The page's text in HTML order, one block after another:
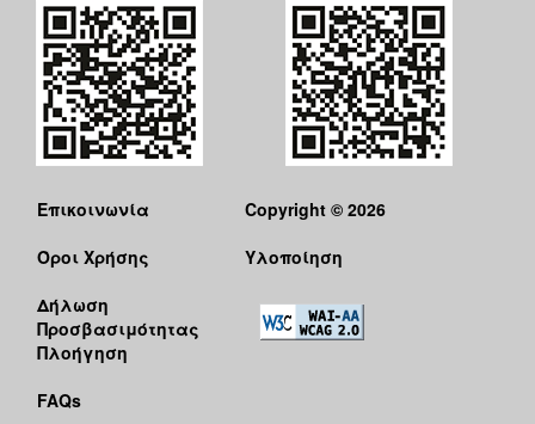
Επικοινωνία
Όροι Χρήσης
Δήλωση
Προσβασιμότητας
Πλοήγηση
FAQs
Copyright © 2026
Υλοποίηση